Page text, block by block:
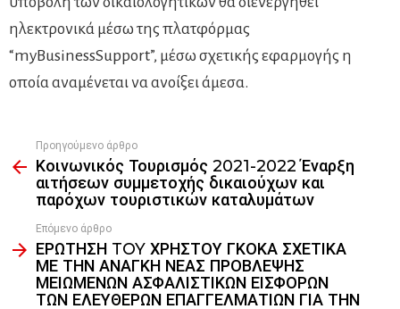
ηλεκτρονικά μέσω της πλατφόρμας
“myBusinessSupport”, μέσω σχετικής εφαρμογής η
οποία αναμένεται να ανοίξει άμεσα.
more
Προηγούμενο άρθρο
Κοινωνικός Τουρισμός 2021-2022 Έναρξη
αιτήσεων συμμετοχής δικαιούχων και
παρόχων τουριστικών καταλυμάτων
Επόμενο άρθρο
ΕΡΩΤΗΣΗ TOY ΧΡΗΣΤΟΥ ΓΚΟΚΑ ΣΧΕΤΙΚΑ
ΜΕ ΤΗΝ ΑΝΑΓΚΗ ΝΕΑΣ ΠΡΟΒΛΕΨΗΣ
ΜΕΙΩΜΕΝΩΝ ΑΣΦΑΛΙΣΤΙΚΩΝ ΕΙΣΦΟΡΩΝ
ΤΩΝ ΕΛΕΥΘΕΡΩΝ ΕΠΑΓΓΕΛΜΑΤΙΩΝ ΓΙΑ ΤΗΝ